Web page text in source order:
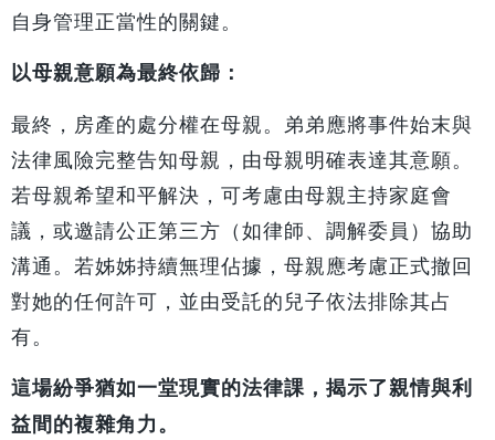
自身管理正當性的關鍵。
以母親意願為最終依歸：
最終，房產的處分權在母親。弟弟應將事件始末與
法律風險完整告知母親，由母親明確表達其意願。
若母親希望和平解決，可考慮由母親主持家庭會
議，或邀請公正第三方（如律師、調解委員）協助
溝通。若姊姊持續無理佔據，母親應考慮正式撤回
對她的任何許可，並由受託的兒子依法排除其占
有。
這場紛爭猶如一堂現實的法律課，揭示了親情與利
益間的複雜角力。